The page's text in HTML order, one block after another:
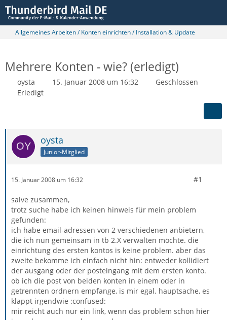
Allgemeines Arbeiten / Konten einrichten / Installation & Update
Mehrere Konten - wie? (erledigt)
oysta 15. Januar 2008 um 16:32
Geschlossen
Erledigt
oysta
Junior-Mitglied
15. Januar 2008 um 16:32 #1
salve zusammen,
trotz suche habe ich keinen hinweis für mein problem
gefunden:
ich habe email-adressen von 2 verschiedenen anbietern,
die ich nun gemeinsam in tb 2.X verwalten möchte. die
einrichtung des ersten kontos is keine problem. aber das
zweite bekomme ich einfach nicht hin: entweder kollidiert
der ausgang oder der posteingang mit dem ersten konto.
ob ich die post von beiden konten in einem oder in
getrennten ordnern empfange, is mir egal. hauptsache, es
klappt irgendwie :confused:
mir reicht auch nur ein link, wenn das problem schon hier